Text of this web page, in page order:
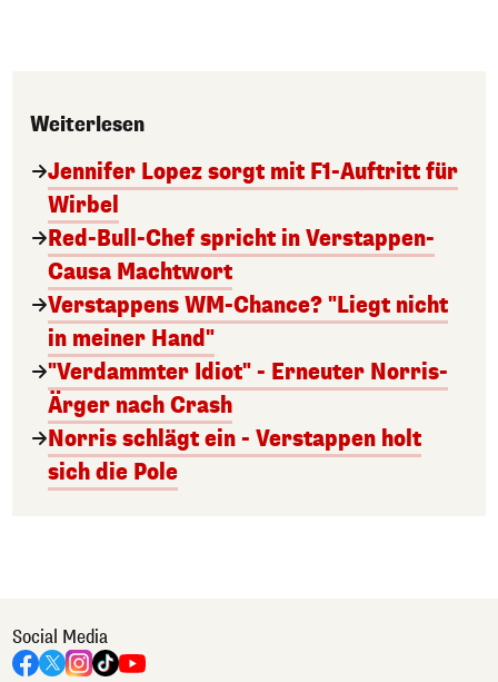
Weiterlesen
Jennifer Lopez sorgt mit F1-Auftritt für
Wirbel
Red-Bull-Chef spricht in Verstappen-
Causa Machtwort
Verstappens WM-Chance? "Liegt nicht
in meiner Hand"
"Verdammter Idiot" - Erneuter Norris-
Ärger nach Crash
Norris schlägt ein - Verstappen holt
sich die Pole
Social Media